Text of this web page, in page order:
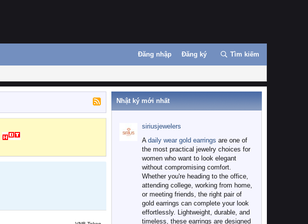
Đăng nhập Đăng ký Tìm kiếm
Nhật ký mới nhất
siriusjewelers
A daily wear gold earrings are one of
the most practical jewelry choices for
women who want to look elegant
without compromising comfort.
Whether you're heading to the office,
attending college, working from home,
or meeting friends, the right pair of
gold earrings can complete your look
effortlessly. Lightweight, durable, and
timeless, these earrings are designed